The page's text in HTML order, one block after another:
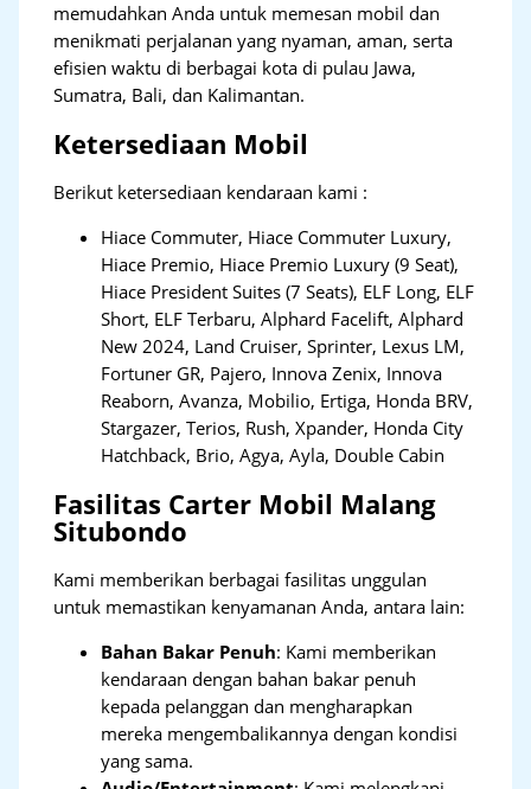
memudahkan Anda untuk memesan mobil dan
menikmati perjalanan yang nyaman, aman, serta
efisien waktu di berbagai kota di pulau Jawa,
Sumatra, Bali, dan Kalimantan.
Ketersediaan Mobil
Berikut ketersediaan kendaraan kami :
Hiace Commuter, Hiace Commuter Luxury,
Hiace Premio, Hiace Premio Luxury (9 Seat),
Hiace President Suites (7 Seats), ELF Long, ELF
Short, ELF Terbaru, Alphard Facelift, Alphard
New 2024, Land Cruiser, Sprinter, Lexus LM,
Fortuner GR, Pajero, Innova Zenix, Innova
Reaborn, Avanza, Mobilio, Ertiga, Honda BRV,
Stargazer, Terios, Rush, Xpander, Honda City
Hatchback, Brio, Agya, Ayla, Double Cabin
Fasilitas Carter Mobil Malang
Situbondo
Kami memberikan berbagai fasilitas unggulan
untuk memastikan kenyamanan Anda, antara lain:
Bahan Bakar Penuh: Kami memberikan
kendaraan dengan bahan bakar penuh
kepada pelanggan dan mengharapkan
mereka mengembalikannya dengan kondisi
yang sama.